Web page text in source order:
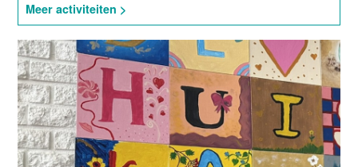
Meer activiteiten >